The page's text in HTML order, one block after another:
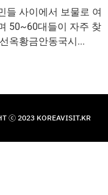
들 사이에서 보물로 여
50~60대들이 자주 찾
옥황금안동국시...
Ⓒ 2023 KOREAVISIT.KR